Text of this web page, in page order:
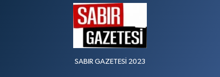
SABIR GAZETESİ 2023